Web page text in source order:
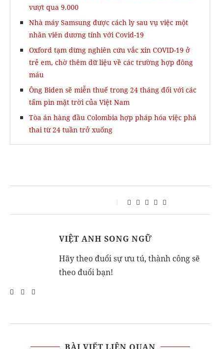
vượt qua 9.000
Nhà máy Samsung được cách ly sau vụ việc một
nhân viên dương tính với Covid-19
Oxford tạm dừng nghiên cứu vắc xin COVID-19 ở
trẻ em, chờ thêm dữ liệu về các trường hợp đông
máu
Ông Biden sẽ miễn thuế trong 24 tháng đối với các
tấm pin mặt trời của Việt Nam
Tòa án hàng đầu Colombia hợp pháp hóa việc phá
thai từ 24 tuần trở xuống
VIỆT ANH SONG NGỮ
Hãy theo đuổi sự ưu tú, thành công sẽ
theo đuổi bạn!